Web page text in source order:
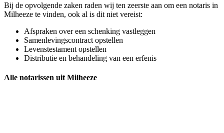
Bij de opvolgende zaken raden wij ten zeerste aan om een notaris in
Milheeze te vinden, ook al is dit niet vereist:
Afspraken over een schenking vastleggen
Samenlevingscontract opstellen
Levenstestament opstellen
Distributie en behandeling van een erfenis
Alle notarissen uit Milheeze